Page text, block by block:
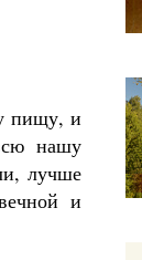
пищу, и
нашу
лучше
и